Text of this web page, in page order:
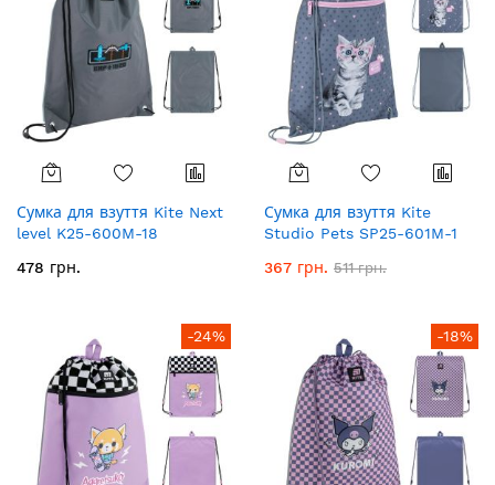
Сумка для взуття Kite Next
level K25-600M-18
478 грн.
Сумка для взуття Kite
Studio Pets SP25-601M-1
367 грн. 511 грн.
-24% -18%